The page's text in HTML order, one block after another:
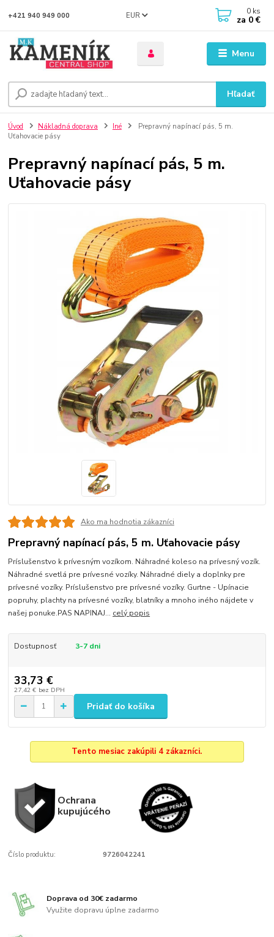
Menu
EUR
Hľadať
+421 940 949 000 0 ks
za 0 €
Úvod Nákladná doprava Iné
Prepravný napínací pás, 5 m.
Uťahovacie pásy
Prepravný napínací pás, 5 m.
Uťahovacie pásy
Ako ma hodnotia zákazníci
Prepravný napínací pás, 5 m. Uťahovacie pásy
Príslušenstvo k prívesným vozíkom. Náhradné koleso na prívesný vozík.
Náhradné svetlá pre prívesné vozíky. Náhradné diely a doplnky pre
prívesné vozíky. Príslušenstvo pre prívesné vozíky. Gurtne - Upínacie
popruhy, plachty na prívesné vozíky, blatníky a mnoho iného nájdete v
našej ponuke.PAS NAPINAJ... celý popis
Dostupnosť 3-7 dni
33,73 €
27,42 € bez DPH
Pridať do košíka
Tento mesiac zakúpili 4 zákazníci.
Ochrana
kupujúcého
Číslo produktu: 9726042241
Doprava od 30€ zadarmo
Využite dopravu úplne zadarmo